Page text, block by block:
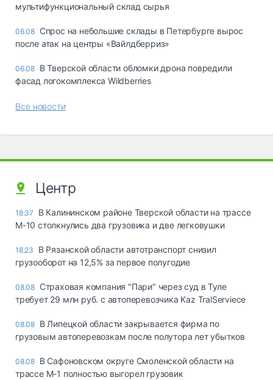
мультифункциональный склад сырья
06.08 Спрос на небольшие склады в Петербурге вырос
после атак на центры «Вайлдберриз»
06.08 В Тверской области обломки дрона повредили
фасад логокомплекса Wildberries
Все новости
Центр
18:37
В Калининском районе Тверской области на трассе
М-10 столкнулись два грузовика и две легковушки
18:23
В Рязанской области автотранспорт снизил
грузооборот на 12,5% за первое полугодие
08.08 Страховая компания "Пари" через суд в Туле
требует 29 млн руб. с автоперевозчика Kaz TralServiece
08.08 В Липецкой области закрывается фирма по
грузовым автоперевозкам после полутора лет убытков
08.08 В Сафоновском округе Смоленской области на
трассе М-1 полностью выгорел грузовик